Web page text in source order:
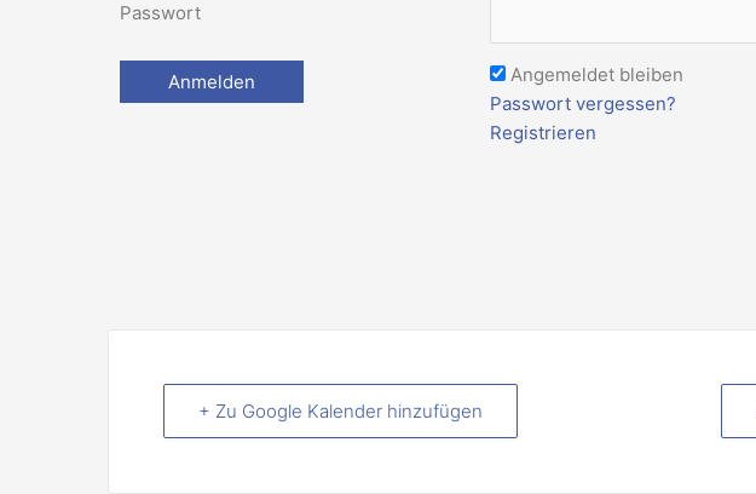
Passwort
Angemeldet bleiben
Passwort vergessen?
Registrieren
+ Zu Google Kalender hinzufügen